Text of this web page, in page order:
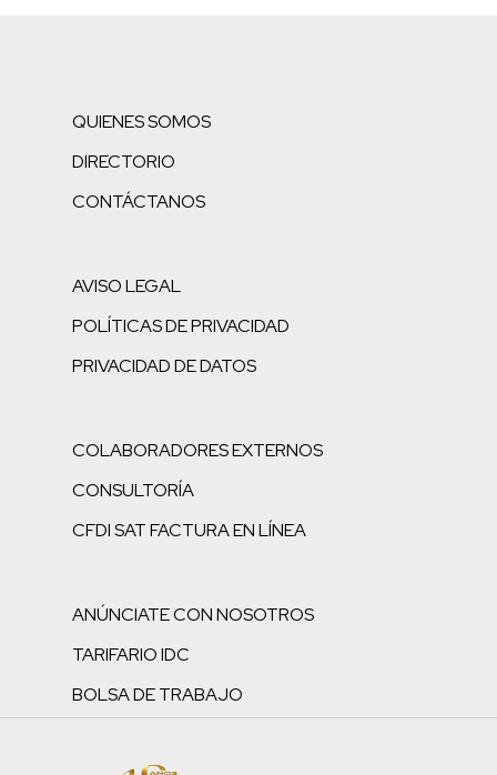
QUIENES SOMOS
DIRECTORIO
CONTÁCTANOS
AVISO LEGAL
POLÍTICAS DE PRIVACIDAD
PRIVACIDAD DE DATOS
COLABORADORES EXTERNOS
CONSULTORÍA
CFDI SAT FACTURA EN LÍNEA
ANÚNCIATE CON NOSOTROS
TARIFARIO IDC
BOLSA DE TRABAJO